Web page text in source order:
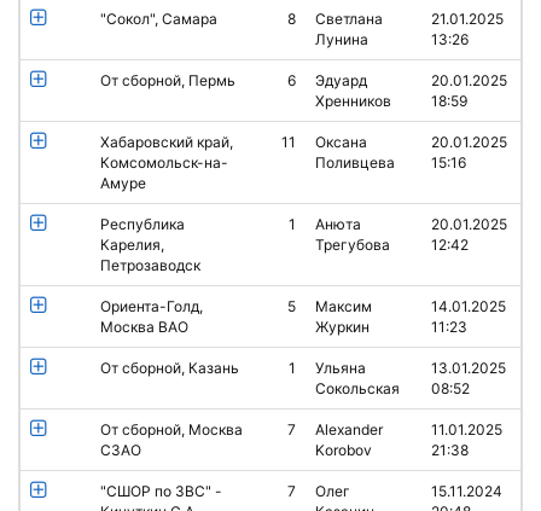
"Сокол", Самара 8
Светлана
Лунина
21.01.2025
13:26
От сборной, Пермь 6
Эдуард
Хренников
20.01.2025
18:59
Хабаровский край,
Комсомольск-на-
Амуре
11
Оксана
Поливцева
20.01.2025
15:16
Республика
Карелия,
Петрозаводск
1
Анюта
Трегубова
20.01.2025
12:42
Ориента-Голд,
Москва ВАО
5
Максим
Журкин
14.01.2025
11:23
От сборной, Казань 1
Ульяна
Сокольская
13.01.2025
08:52
От сборной, Москва
СЗАО
7
Alexander
Korobov
11.01.2025
21:38
"СШОР по ЗВС" -
7
Олег
15.11.2024